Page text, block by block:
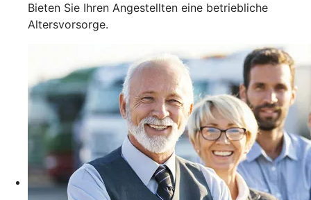
Bieten Sie Ihren Angestellten eine betriebliche
Altersvorsorge.